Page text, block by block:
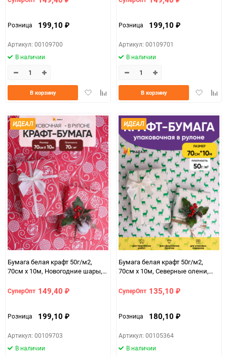
Розница 199,10 ₽
Артикул: 00109700
В наличии
ДобавитьДобавить
В корзину
Розница 199,10 ₽
Артикул: 00109701
В наличии
Добавить
В корзину
ИДЕАЛ
Бумага белая крафт 50г/м2,
70см x 10м, Новогодние шары,
СуперОпт 149,40 ₽
Розница 199,10 ₽
Артикул: 00109703
В наличии
ИДЕАЛ
Бумага белая крафт 50г/м2,
70см x 10м, Северные олени,
СуперОпт 135,10 ₽
Розница 180,10 ₽
Артикул: 00105364
В наличии